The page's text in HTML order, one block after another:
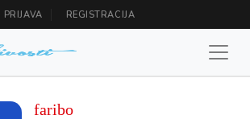
PRIJAVA REGISTRACIJA
faribo